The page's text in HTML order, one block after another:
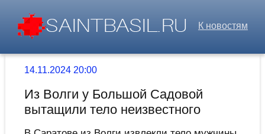
К новостям
14.11.2024 20:00
Из Волги у Большой Садовой
вытащили тело неизвестного